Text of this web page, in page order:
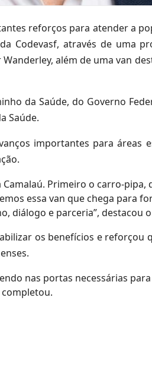
reforços para atender a
Codevasf, através de uma
além de uma van
da Saúde, do Governo
Saúde.
importantes para áreas
Primeiro o carro-pipa,
essa van que chega para
diálogo e parceria”, destacou
os benefícios e reforçou
nas portas necessárias
completou.